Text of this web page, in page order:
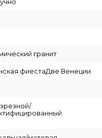
гранит
фиестаДве Венеции